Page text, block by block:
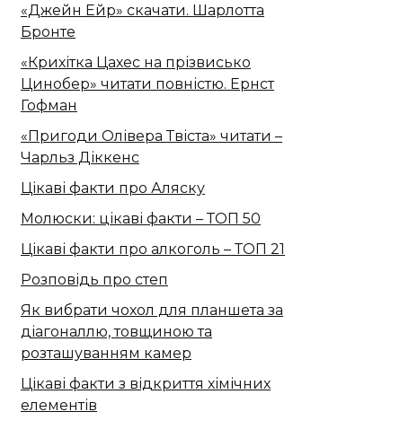
«Джейн Ейр» скачати. Шарлотта
Бронте
«Крихітка Цахес на прізвисько
Цинобер» читати повністю. Ернст
Гофман
«Пригоди Олівера Твіста» читати –
Чарльз Діккенс
Цікаві факти про Аляску
Молюски: цікаві факти – ТОП 50
Цікаві факти про алкоголь – ТОП 21
Розповідь про степ
Як вибрати чохол для планшета за
діагоналлю, товщиною та
розташуванням камер
Цікаві факти з відкриття хімічних
елементів